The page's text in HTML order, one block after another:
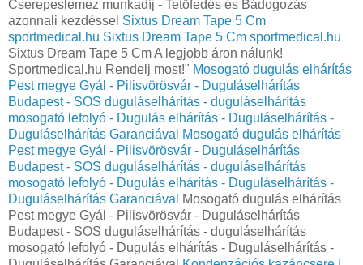
Cserepeslemez munkadíj - Tetőfedés és Bádogozás
azonnali kezdéssel Sixtus Dream Tape 5 Cm
sportmedical.hu Sixtus Dream Tape 5 Cm sportmedical.hu
Sixtus Dream Tape 5 Cm A legjobb áron nálunk!
Sportmedical.hu Rendelj most!" Mosogató dugulás elhárítás
Pest megye Gyál - Pilisvörösvár - Duguláselhárítás
Budapest - SOS duguláselhárítás - duguláselhárítás
mosogató lefolyó - Dugulás elhárítás - Duguláselhárítás -
Duguláselhárítás Garanciával
Mosogató dugulás elhárítás
Pest megye Gyál - Pilisvörösvár - Duguláselhárítás
Budapest - SOS duguláselhárítás - duguláselhárítás
mosogató lefolyó - Dugulás elhárítás - Duguláselhárítás -
Duguláselhárítás Garanciával
Mosogató dugulás elhárítás
Pest megye Gyál - Pilisvörösvár - Duguláselhárítás
Budapest - SOS duguláselhárítás - duguláselhárítás
mosogató lefolyó - Dugulás elhárítás - Duguláselhárítás -